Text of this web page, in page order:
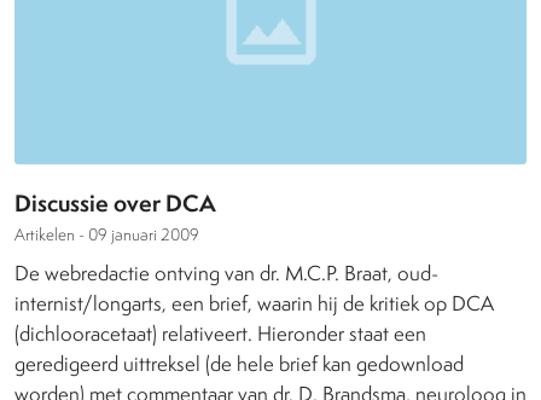
Discussie over DCA
Artikelen - 09 januari 2009
De webredactie ontving van dr. M.C.P. Braat, oud-
internist/longarts, een brief, waarin hij de kritiek op DCA
(dichlooracetaat) relativeert. Hieronder staat een
geredigeerd uittreksel (de hele brief kan gedownload
worden) met commentaar van dr. D. Brandsma, neuroloog in